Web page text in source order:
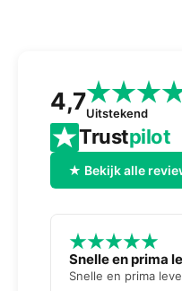
4,7Uitstekend
Trustpilot
★ Bekijk alle
Snelle en prima
Snelle en prima